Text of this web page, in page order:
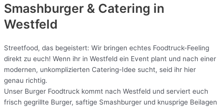
Smashburger & Catering in
Westfeld
Streetfood, das begeistert: Wir bringen echtes Foodtruck-Feeling
direkt zu euch! Wenn ihr in Westfeld ein Event plant und nach einer
modernen, unkomplizierten Catering-Idee sucht, seid ihr hier
genau richtig.
Unser Burger Foodtruck kommt nach Westfeld und serviert euch
frisch gegrillte Burger, saftige Smashburger und knusprige Beilagen